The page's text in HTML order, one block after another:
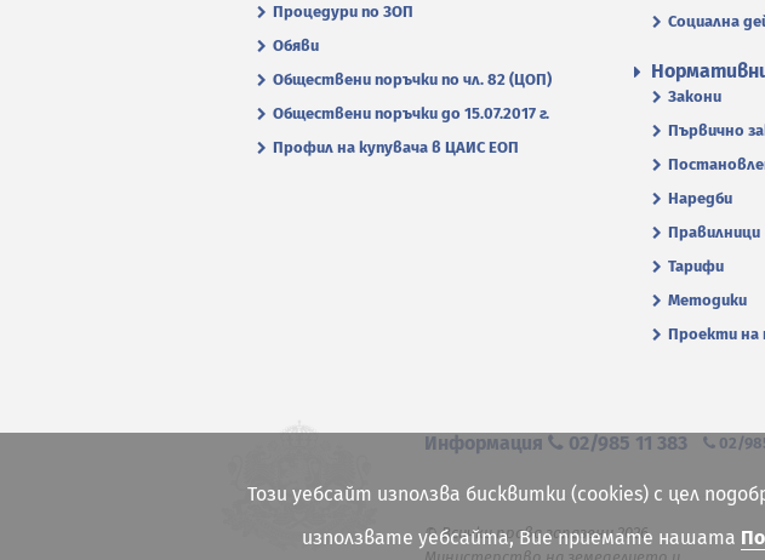
Социална
Процедури по ЗОП
Обяви
Обществени поръчки по чл. 82 (ЦОП)
Обществени поръчки до 15.07.2017 г.
Профил на купувача в ЦАИС ЕОП
Закони
Първично
Наредби
Правилници
Тарифи
Методики
Проекти на
Информация 02/985 11 383 02/
© Всички права запазени 2026
Министерство на земеделието и
Този уебсайт използва бисквитки (cookies) с цел
използвате уебсайта, Вие приемате нашата